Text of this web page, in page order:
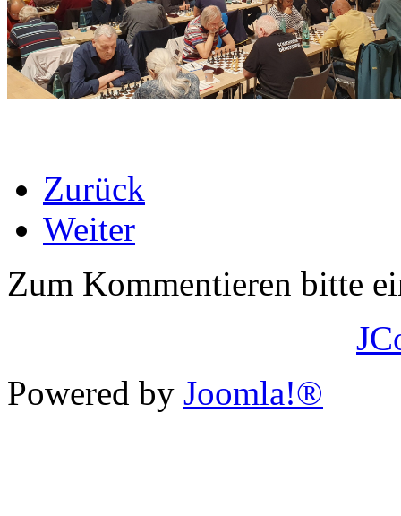
Zurück
Weiter
Zum Kommentieren bitte
Powered by Joomla!®